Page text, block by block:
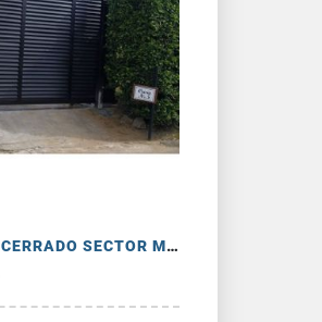
VENTA LOTE CONJUNTO CERRADO SECTOR MURILLO ARMENIA QUINDIO